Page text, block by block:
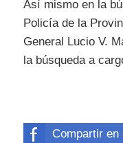
Así mismo en la
Policía de la
General Lucio V.
la búsqueda a
Compartir en